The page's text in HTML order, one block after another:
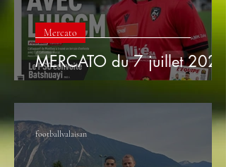
MERCATO du 7 juillet 2026
Mercato
footballvalaisan